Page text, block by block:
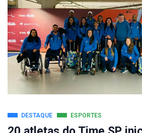
DESTAQUE ESPORTES